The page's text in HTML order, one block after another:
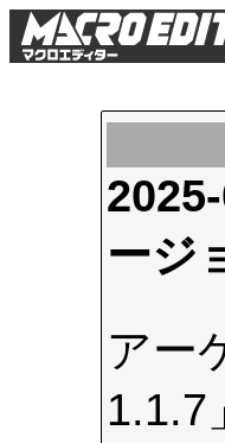
ージ
アー
1.1.7